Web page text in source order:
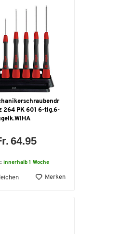
264 PK 601 6-tlg.6-
64.95
innerhalb 1 Woche
Merken